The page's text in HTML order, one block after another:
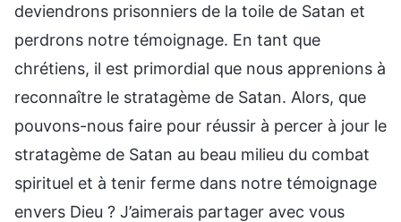
deviendrons prisonniers de la toile de Satan et
perdrons notre témoignage. En tant que
chrétiens, il est primordial que nous apprenions à
reconnaître le stratagème de Satan. Alors, que
pouvons-nous faire pour réussir à percer à jour le
stratagème de Satan au beau milieu du combat
spirituel et à tenir ferme dans notre témoignage
envers Dieu ? J’aimerais partager avec vous